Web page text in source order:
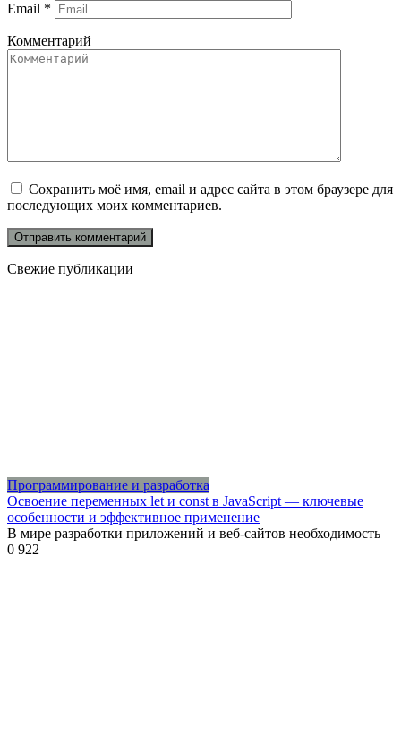
Email *
Комментарий
Сохранить моё имя, email и адрес сайта в этом браузере для
последующих моих комментариев.
Свежие публикации
Программирование и разработка
Освоение переменных let и const в JavaScript — ключевые
особенности и эффективное применение
В мире разработки приложений и веб-сайтов необходимость
0 922